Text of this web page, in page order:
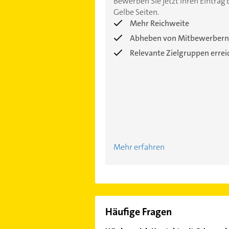
Gelbe Seiten.
Mehr Reichweite
Abheben von Mitbewerbern
Relevante Zielgruppen
Mehr erfahren
Häufige Fragen